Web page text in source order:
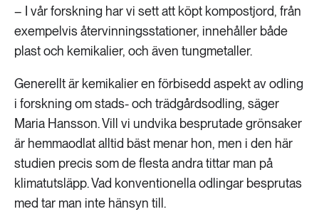
– I vår forskning har vi sett att köpt kompostjord, från
exempelvis återvinningsstationer, innehåller både
plast och kemikalier, och även tungmetaller.
Generellt är kemikalier en förbisedd aspekt av odling
i forskning om stads- och trädgårdsodling, säger
Maria Hansson. Vill vi undvika besprutade grönsaker
är hemmaodlat alltid bäst menar hon, men i den här
studien precis som de flesta andra tittar man på
klimatutsläpp. Vad konventionella odlingar besprutas
med tar man inte hänsyn till.